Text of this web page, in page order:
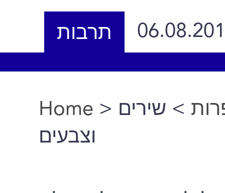
תרבות
You are here
Home >
‬וצבעים